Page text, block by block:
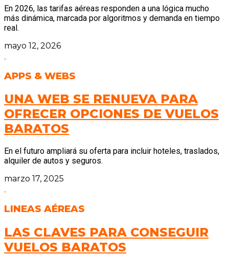
En 2026, las tarifas aéreas responden a una lógica mucho
más dinámica, marcada por algoritmos y demanda en tiempo
real.
mayo 12, 2026
APPS & WEBS
UNA WEB SE RENUEVA PARA
OFRECER OPCIONES DE VUELOS
BARATOS
En el futuro ampliará su oferta para incluir hoteles, traslados,
alquiler de autos y seguros.
marzo 17, 2025
LINEAS AÉREAS
LAS CLAVES PARA CONSEGUIR
VUELOS BARATOS